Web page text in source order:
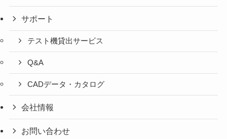
サポート
テスト機貸出サービス
Q&A
CADデータ・カタログ
会社情報
お問い合わせ